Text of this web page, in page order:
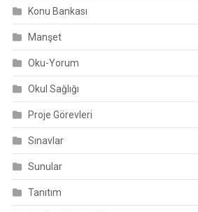
Konu Bankası
Manşet
Oku-Yorum
Okul Sağlığı
Proje Görevleri
Sınavlar
Sunular
Tanıtım